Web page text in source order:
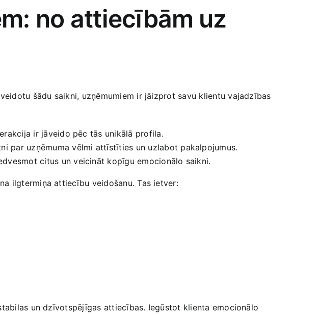
no attiecībām⁢ uz
šādu saikni, uzņēmumiem ir jāizprot savu klientu vajadzības‌
ir jāveido pēc tās unikālā ​profila.
par uzņēmuma vēlmi attīstīties un uzlabot pakalpojumus.
citus un veicināt kopīgu emocionālo saikni.
ilgtermiņa attiecību veidošanu. Tas ietver:
un dzīvotspējīgas attiecības. Iegūstot klienta emocionālo